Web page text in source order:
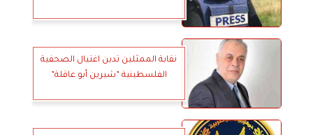
نقابة الممثلين تدين اغتيال الصحفية
الفلسطينية ”شيرين أبو عاقلة”